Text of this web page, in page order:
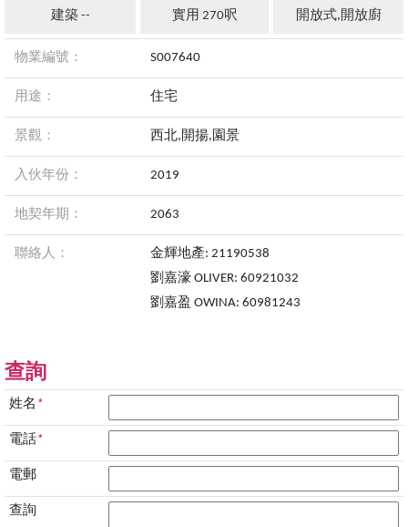
建築 -- 實用 270呎 開放式,開放廚
物業編號： S007640
用途： 住宅
景觀： 西北,開揚,園景
入伙年份： 2019
地契年期： 2063
聯絡人：
金輝地產: 21190538
劉嘉濠 OLIVER: 60921032
劉嘉盈 OWINA: 60981243
查詢
姓名 *
電話*
電郵
查詢